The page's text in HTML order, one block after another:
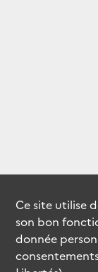
Ce site utilise
son bon
donnée